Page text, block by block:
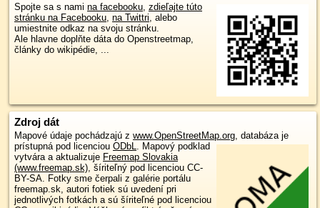
Spojte sa s nami na facebooku, zdieľajte túto
stránku na Facebooku, na Twittri, alebo
umiestnite odkaz na svoju stránku.
Ale hlavne doplňte dáta do Openstreetmap,
články do wikipédie, ...
Zdroj dát
Mapové údaje pochádzajú z www.OpenStreetMap.org, databáza je
prístupná pod licenciou ODbL. Mapový podklad
vytvára a aktualizuje Freemap Slovakia
(www.freemap.sk), šíriteľný pod licenciou CC-
BY-SA. Fotky sme čerpali z galérie portálu
freemap.sk, autori fotiek sú uvedení pri
jednotlivých fotkách a sú šíriteľné pod licenciou